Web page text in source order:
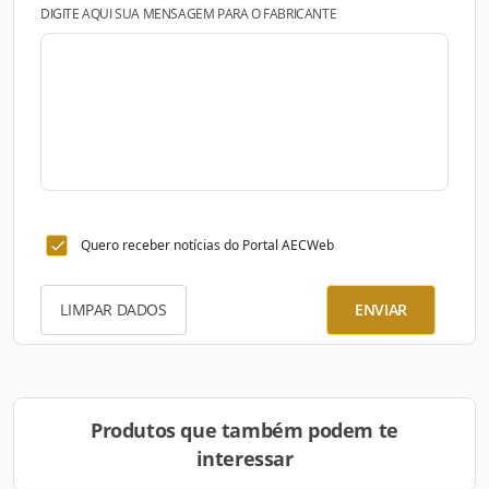
DIGITE AQUI SUA MENSAGEM PARA O FABRICANTE
Quero receber notícias do Portal AECWeb
LIMPAR DADOS ENVIAR
Produtos que também podem te
interessar